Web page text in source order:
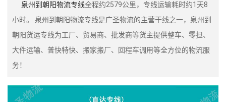
泉州到朝阳物流专线全程约2579公里，专线运输耗时约1天8
小时。 泉州到朝阳物流专线是广圣物流的主营干线之一，泉州到
朝阳货运专线为工厂、贸易商、批发商等货主提供整车、零担、
大件运输、普快特快、搬家搬厂、回程车调用等全方位的物流服
务！